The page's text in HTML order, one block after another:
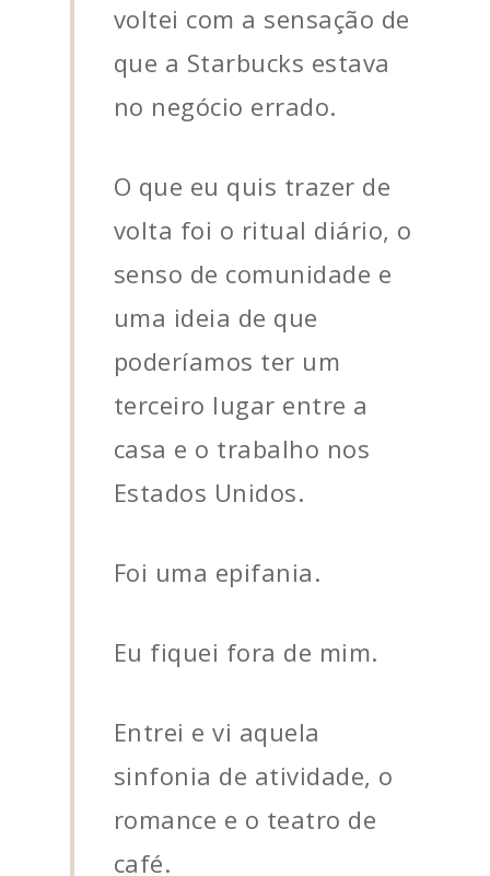
voltei com a sensação de
que a Starbucks estava
no negócio errado.
O que eu quis trazer de
volta foi o ritual diário, o
senso de comunidade e
uma ideia de que
poderíamos ter um
terceiro lugar entre a
casa e o trabalho nos
Estados Unidos.
Foi uma epifania.
Eu fiquei fora de mim.
Entrei e vi aquela
sinfonia de atividade, o
romance e o teatro de
café.